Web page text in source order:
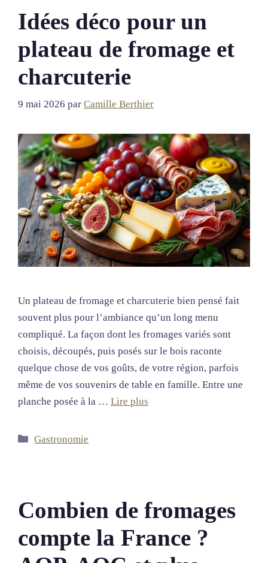
Idées déco pour un
plateau de fromage et
charcuterie
9 mai 2026 par Camille Berthier
Un plateau de fromage et charcuterie bien pensé fait
souvent plus pour l’ambiance qu’un long menu
compliqué. La façon dont les fromages variés sont
choisis, découpés, puis posés sur le bois raconte
quelque chose de vos goûts, de votre région, parfois
même de vos souvenirs de table en famille. Entre une
planche posée à la … Lire plus
Catégories
Gastronomie
Combien de fromages
compte la France ?